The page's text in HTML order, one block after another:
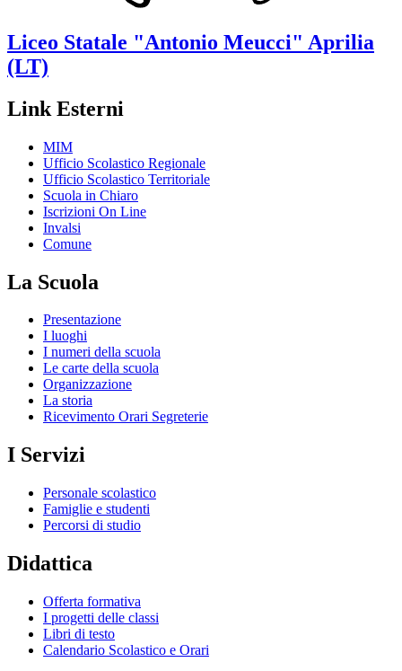
Liceo Statale "Antonio Meucci" Aprilia
(LT)
Link Esterni
MIM
Ufficio Scolastico Regionale
Ufficio Scolastico Territoriale
Scuola in Chiaro
Iscrizioni On Line
Invalsi
Comune
La Scuola
Presentazione
I luoghi
I numeri della scuola
Le carte della scuola
Organizzazione
La storia
Ricevimento Orari Segreterie
I Servizi
Personale scolastico
Famiglie e studenti
Percorsi di studio
Didattica
Offerta formativa
I progetti delle classi
Libri di testo
Calendario Scolastico e Orari